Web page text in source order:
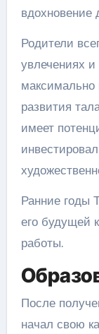
вдохновение
Родители
увлечениях и
развития
имеет
Ранние годы
его будущей
работы.
После
начал свою